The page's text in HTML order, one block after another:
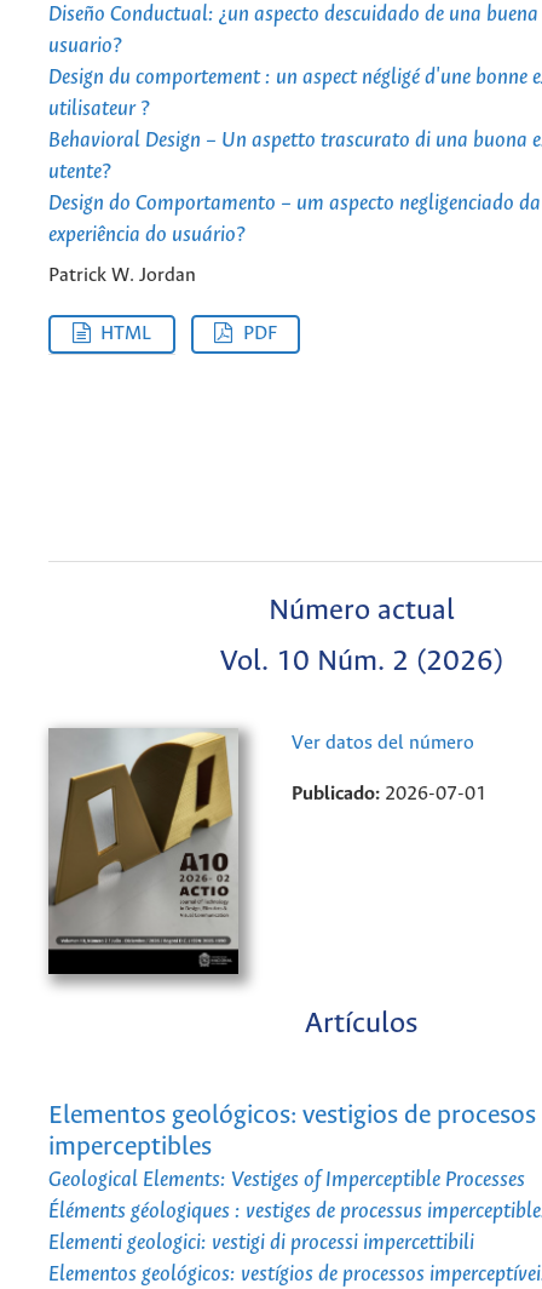
Diseño Conductual: ¿un aspecto descuidado de una buena
usuario?
Design du comportement : un aspect négligé d'une bonne
utilisateur ?
Behavioral Design – Un aspetto trascurato di una buona
utente?
Design do Comportamento – um aspecto negligenciado
experiência do usuário?
Patrick W. Jordan
HTML PDF
Número actual
Vol. 10 Núm. 2 (2026)
Ver datos del número
Publicado: 2026-07-01
Artículos
Elementos geológicos: vestigios de procesos
imperceptibles
Geological Elements: Vestiges of Imperceptible Processes
Éléments géologiques : vestiges de processus
Elementi geologici: vestigi di processi impercettibili
Elementos geológicos: vestígios de processos